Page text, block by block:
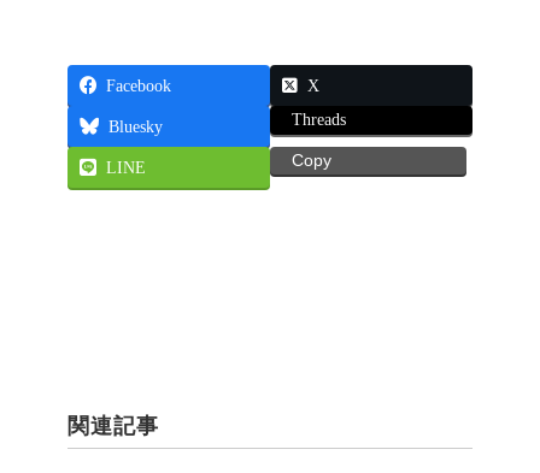
Facebook X
Bluesky Threads
LINE Copy
関連記事